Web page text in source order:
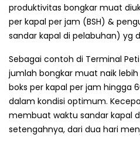
produktivitas bongkar muat
per kapal per jam (BSH) &
sandar kapal di pelabuhan) yg
Sebagai contoh di Terminal
jumlah bongkar muat naik
boks per kapal per jam hingga
dalam kondisi optimum.
membuat waktu sandar kapal
setengahnya, dari dua hari